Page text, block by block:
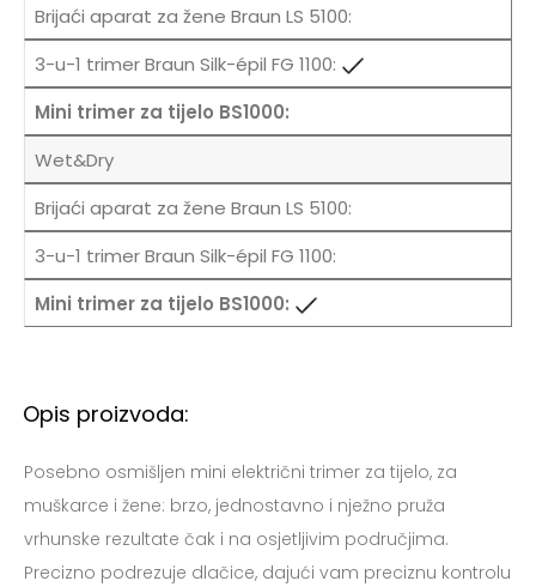
Wet&Dry
Opis proizvoda:
Posebno osmišljen mini električni trimer za tijelo, za
muškarce i žene: brzo, jednostavno i nježno pruža
vrhunske rezultate čak i na osjetljivim područjima.
Precizno podrezuje dlačice, dajući vam preciznu kontrolu